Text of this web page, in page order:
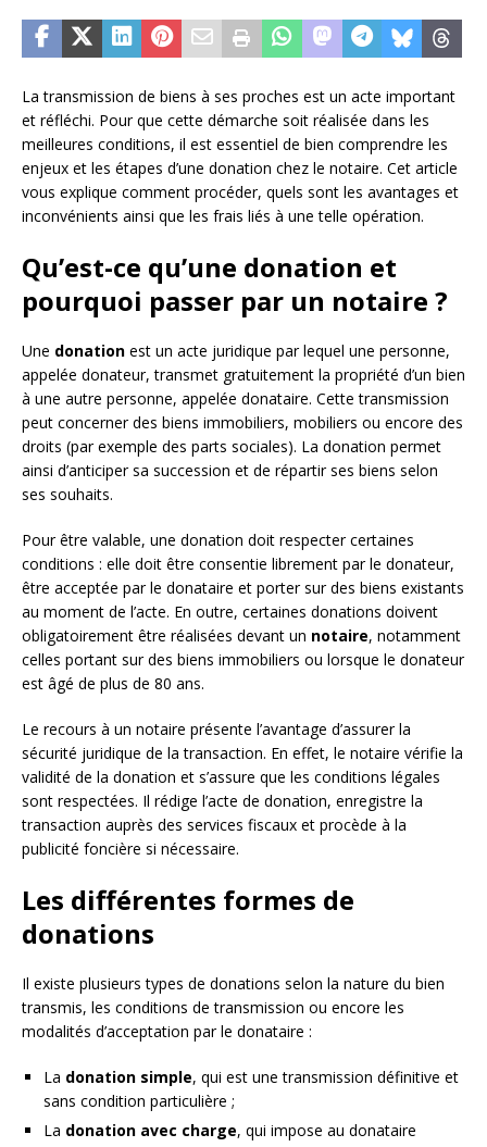
La transmission de biens à ses proches est un acte important
et réfléchi. Pour que cette démarche soit réalisée dans les
meilleures conditions, il est essentiel de bien comprendre les
enjeux et les étapes d’une donation chez le notaire. Cet article
vous explique comment procéder, quels sont les avantages et
inconvénients ainsi que les frais liés à une telle opération.
Qu’est-ce qu’une donation et
pourquoi passer par un notaire ?
Une donation est un acte juridique par lequel une personne,
appelée donateur, transmet gratuitement la propriété d’un bien
à une autre personne, appelée donataire. Cette transmission
peut concerner des biens immobiliers, mobiliers ou encore des
droits (par exemple des parts sociales). La donation permet
ainsi d’anticiper sa succession et de répartir ses biens selon
ses souhaits.
Pour être valable, une donation doit respecter certaines
conditions : elle doit être consentie librement par le donateur,
être acceptée par le donataire et porter sur des biens existants
au moment de l’acte. En outre, certaines donations doivent
obligatoirement être réalisées devant un notaire, notamment
celles portant sur des biens immobiliers ou lorsque le donateur
est âgé de plus de 80 ans.
Le recours à un notaire présente l’avantage d’assurer la
sécurité juridique de la transaction. En effet, le notaire vérifie la
validité de la donation et s’assure que les conditions légales
sont respectées. Il rédige l’acte de donation, enregistre la
transaction auprès des services fiscaux et procède à la
publicité foncière si nécessaire.
Les différentes formes de
donations
Il existe plusieurs types de donations selon la nature du bien
transmis, les conditions de transmission ou encore les
modalités d’acceptation par le donataire :
La donation simple, qui est une transmission définitive et
sans condition particulière ;
La donation avec charge, qui impose au donataire